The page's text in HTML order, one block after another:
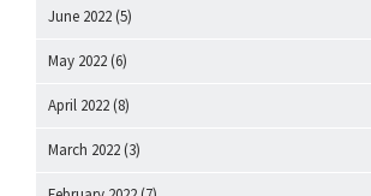
June 2022 (5)
May 2022 (6)
April 2022 (8)
March 2022 (3)